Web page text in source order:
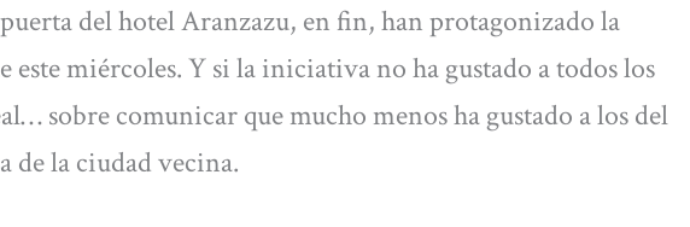
del hotel Aranzazu, en fin, han protagonizado la
este miércoles. Y si la iniciativa no ha gustado a todos los
sobre comunicar que mucho menos ha gustado a los del
de la ciudad vecina.